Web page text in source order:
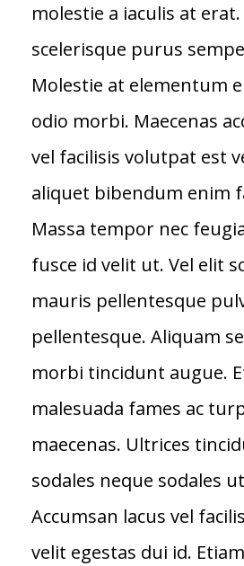
molestie a iaculis at
scelerisque purus
Molestie at elementum
odio morbi. Maecenas
vel facilisis volutpat est
aliquet bibendum enim
Massa tempor nec
fusce id velit ut. Vel elit
mauris pellentesque
pellentesque. Aliquam
morbi tincidunt augue.
malesuada fames ac
maecenas. Ultrices
sodales neque sodales
Accumsan lacus vel
velit egestas dui id.